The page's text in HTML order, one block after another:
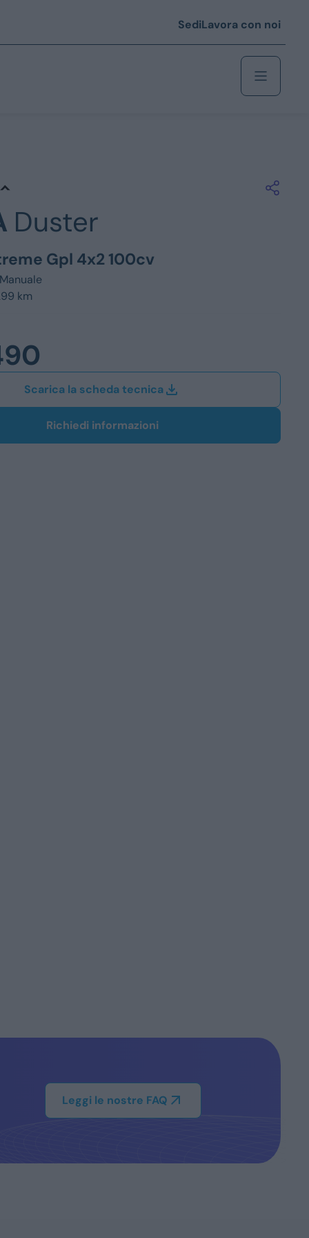
SediLavora con noi
€ 35.000
Duster
Gpl 4x2 100cv
km
Scarica la scheda tecnica
Richiedi informazioni
Leggi le nostre FAQ